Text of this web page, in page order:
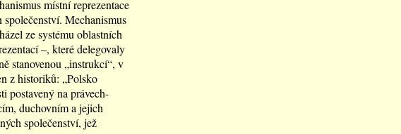
místní reprezentace
Mechanismus
ze systému oblastních
–, které delegovaly
stanovenou „instrukcí“, v
z historiků: „Polsko
postavený na právech-
duchovním a jejich
společenství, jež